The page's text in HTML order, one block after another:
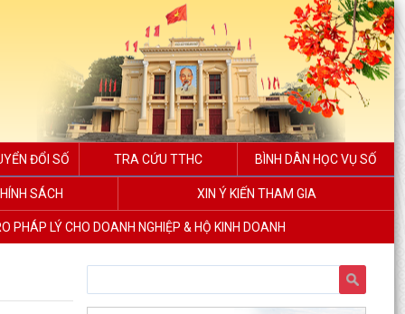
ĐỔI SỐ TRA CỨU TTHC BÌNH DÂN HỌC VỤ SỐ
SÁCH XIN Ý KIẾN THAM GIA
PHÁP LÝ CHO DOANH NGHIỆP & HỘ KINH DOANH